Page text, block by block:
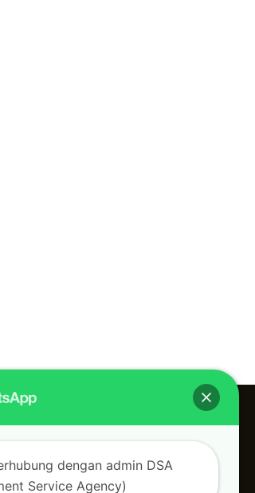
Rt 006 Rw 007 Jatinegara,
13930
dengan admin DSA
Service Agency)